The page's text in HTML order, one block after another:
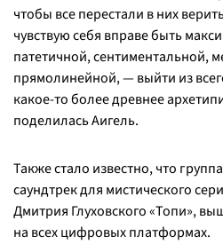
чтобы все перестали в них
чувствую себя вправе быть
патетичной, сентиментальной,
прямолинейной, — выйти из
какое-то более древнее
поделилась Аигель.
Также стало известно, что
саундтрек для мистического
Дмитрия Глуховского «Топи»,
на всех цифровых платформах.